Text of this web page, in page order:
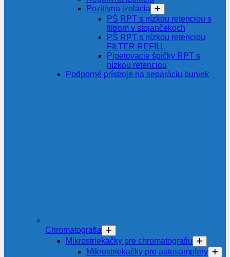
Pozitívna izolácia
PŠ RPT s nízkou retenciou s
filtrom v stojančekoch
PŠ RPT s nízkou retenciou
FILTER REFILL
Pipetovacie špičky RPT s
nízkou retenciou
Podporné prístroje na separáciu buniek
Chromatografia
Mikrostriekačky pre chromatografiu
Mikrostriekačky pre autosamplery